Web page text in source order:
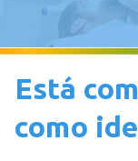
Está
como